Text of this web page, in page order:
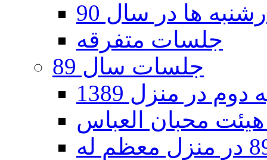
ها در سال 90
جلسات متفرقه
جلسات سال 89
در منزل 1389